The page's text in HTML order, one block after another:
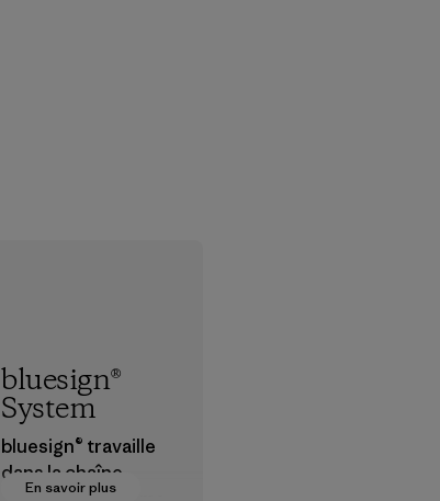
En savoir plus
bluesign®
System
bluesign® travaille
dans la chaîne